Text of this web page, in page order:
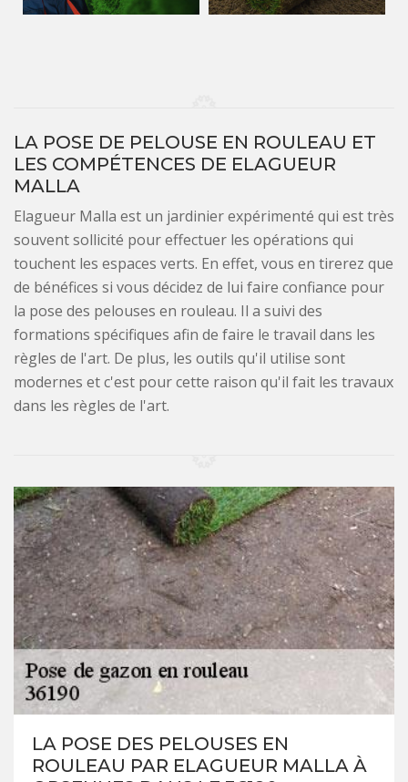
LA POSE DE PELOUSE EN ROULEAU ET
LES COMPÉTENCES DE ELAGUEUR
MALLA
Elagueur Malla est un jardinier expérimenté qui est très
souvent sollicité pour effectuer les opérations qui
touchent les espaces verts. En effet, vous en tirerez que
de bénéfices si vous décidez de lui faire confiance pour
la pose des pelouses en rouleau. Il a suivi des
formations spécifiques afin de faire le travail dans les
règles de l'art. De plus, les outils qu'il utilise sont
modernes et c'est pour cette raison qu'il fait les travaux
dans les règles de l'art.
LA POSE DES PELOUSES EN
ROULEAU PAR ELAGUEUR MALLA À